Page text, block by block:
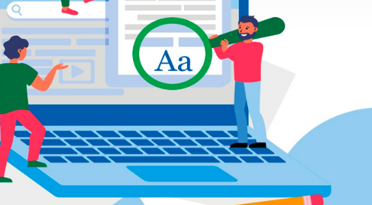
sobre o amor…
em Gararu é